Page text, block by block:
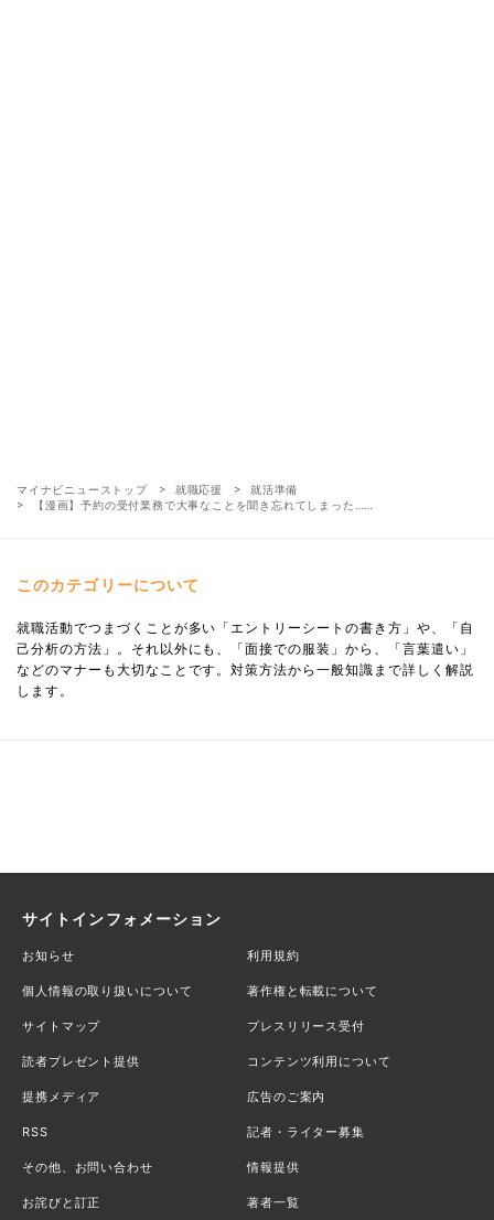
マイナビニューストップ 就職応援
就活準備
【漫画】予約の受付業務で大事なことを聞き忘れてしまった……
このカテゴリーについて
就職活動でつまづくことが多い「エントリーシートの書き方」や、「自
己分析の方法」。それ以外にも、「面接での服装」から、「言葉遣い」
などのマナーも大切なことです。対策方法から一般知識まで詳しく解説
します。
サイトインフォメーション
お知らせ 利用規約
個人情報の取り扱いについて 著作権と転載について
サイトマップ プレスリリース受付
読者プレゼント提供 コンテンツ利用について
提携メディア 広告のご案内
RSS 記者・ライター募集
その他、お問い合わせ 情報提供
お詫びと訂正 著者一覧